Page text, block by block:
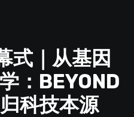
會
式｜从基因
：BEYOND
科技本源